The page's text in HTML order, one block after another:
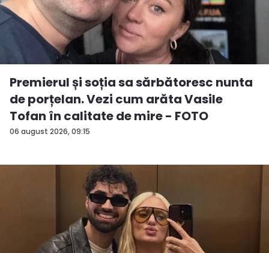
06 august 2026, 09:15
Premierul și soția sa sărbătoresc nunta
de porțelan. Vezi cum arăta Vasile
Tofan în calitate de mire - FOTO